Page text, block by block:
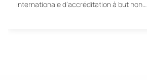
internationale d’accréditation à but non…